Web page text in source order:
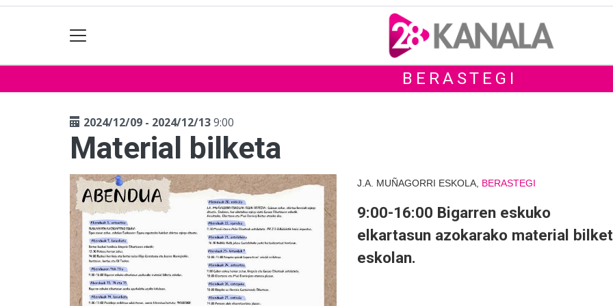
BERASTEGI
2024/12/09 - 2024/12/139:00
Material bilketa
J.A. MUÑAGORRI ESKOLA, BERASTEGI
9:00-16:00 Bigarren eskuko
elkartasun azokarako material
eskolan.